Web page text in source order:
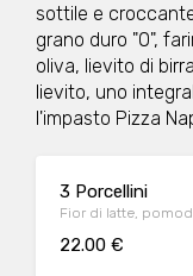
sottile e
grano duro "0",
oliva, lievito di
lievito, uno
l'impasto Pizza
3 Porcellini
Fior di latte,
22.00 €